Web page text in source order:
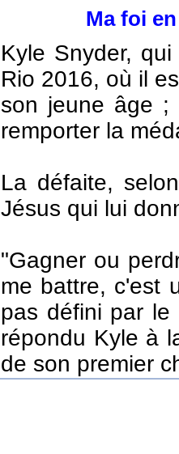
Ma foi en
Kyle Snyder,
Rio 2016, où il
son jeune âge
remporter la
La défaite,
Jésus qui lui
"Gagner ou
me battre, c'est
pas défini par
répondu Kyle à
de son premier